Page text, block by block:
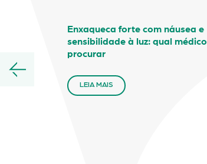
Enxaqueca forte com náusea e
sensibilidade à luz: qual médico
procurar
LEIA MAIS